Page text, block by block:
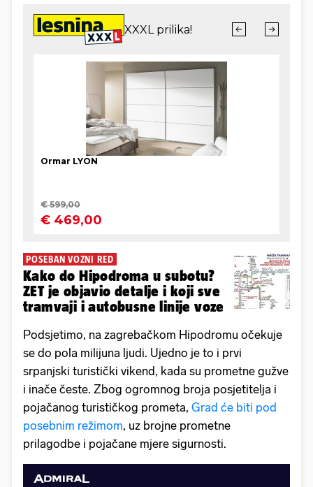
POSEBAN VOZNI RED
Kako do Hipodroma u subotu?
ZET je objavio detalje i koji sve
tramvaji i autobusne linije voze
Podsjetimo, na zagrebačkom Hipodromu očekuje
se do pola milijuna ljudi. Ujedno je to i prvi
srpanjski turistički vikend, kada su prometne gužve
i inače česte. Zbog ogromnog broja posjetitelja i
pojačanog turističkog prometa, Grad će biti pod
posebnim režimom, uz brojne prometne
prilagodbe i pojačane mjere sigurnosti.